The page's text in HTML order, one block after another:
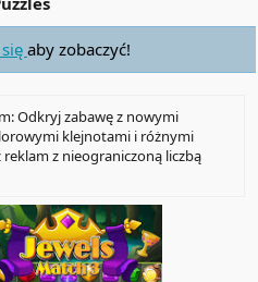
aby zobaczyć!
Odkryj zabawę z nowymi
klejnotami i różnymi
z nieograniczoną liczbą